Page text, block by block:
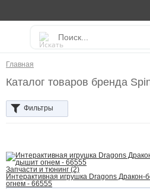
Главная
Каталог товаров бренда
Фильтры
Запчасти и тюнинг (2)
Интерактивная игрушка Dragons
огнем - 66555